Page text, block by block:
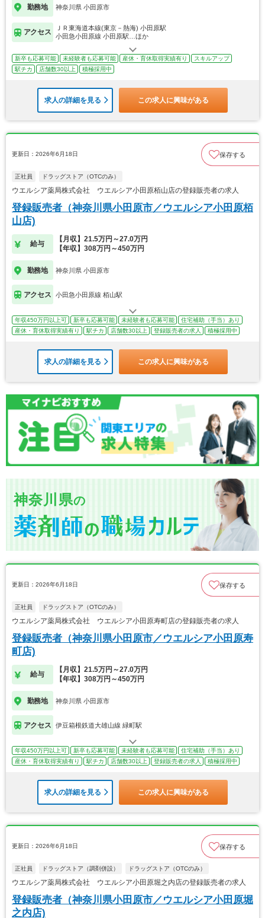
勤務地 神奈川県 小田原市
アクセス
ＪＲ東海道本線(東京－熱海) 小田原駅
小田急小田原線 小田原駅…ほか
新卒も応募可能 未経験者も応募可能 産休・育休取得実績有り
スキルアップ
駅チカ
店舗数30以上 積極採用中
求人の詳細を見る この求人に興味がある
更新日：2026年6月18日 保存する
正社員 ドラッグストア（OTCのみ）
ウエルシア薬局株式会社 ウエルシア小田原栢山店の登録販売者の求人
登録販売者（神奈川県小田原市／ウエルシア小田原栢
山店)
給与
【月収】21.5万円～27.0万円
【年収】308万円～450万円
勤務地 神奈川県 小田原市
アクセス 小田急小田原線 栢山駅
年収450万円以上可 新卒も応募可能 未経験者も応募可能
住宅補助（手当）あり
産休・育休取得実績有り
駅チカ 店舗数30以上 登録販売者の求人 積極採用中
求人の詳細を見る この求人に興味がある
神奈川県の
更新日：2026年6月18日 保存する
正社員 ドラッグストア（OTCのみ）
ウエルシア薬局株式会社 ウエルシア小田原寿町店の登録販売者の求人
登録販売者（神奈川県小田原市／ウエルシア小田原寿
町店)
給与
【月収】21.5万円～27.0万円
【年収】308万円～450万円
勤務地 神奈川県 小田原市
アクセス 伊豆箱根鉄道大雄山線 緑町駅
年収450万円以上可 新卒も応募可能 未経験者も応募可能
住宅補助（手当）あり
産休・育休取得実績有り
駅チカ 店舗数30以上 登録販売者の求人 積極採用中
求人の詳細を見る この求人に興味がある
更新日：2026年6月18日 保存する
正社員 ドラッグストア（調剤併設） ドラッグストア（OTCのみ）
ウエルシア薬局株式会社 ウエルシア小田原堀之内店の登録販売者の求人
登録販売者（神奈川県小田原市／ウエルシア小田原堀
之内店)